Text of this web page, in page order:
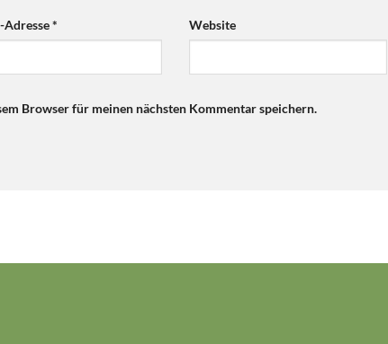
Adresse* Website
Browser für meinen nächsten Kommentar speichern.